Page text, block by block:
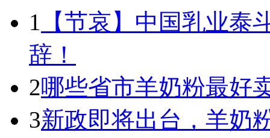
1 【节哀】中国乳业
辞！
2哪些省市羊奶粉最好
3新政即将出台，羊奶